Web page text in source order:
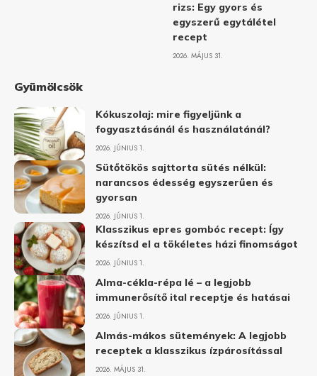
rizs: Egy gyors és
egyszerű egytálétel
recept
2026. MÁJUS 31.
Gyümölcsök
Kókuszolaj: mire figyeljünk a
fogyasztásánál és használatánál?
2026. JÚNIUS 1.
Sütőtökös sajttorta sütés nélkül:
narancsos édesség egyszerűen és
gyorsan
2026. JÚNIUS 1.
Klasszikus epres gombóc recept: Így
készítsd el a tökéletes házi finomságot
2026. JÚNIUS 1.
Alma-cékla-répa lé – a legjobb
immunerősítő ital receptje és hatásai
2026. JÚNIUS 1.
Almás-mákos sütemények: A legjobb
receptek a klasszikus ízpárosítással
2026. MÁJUS 31.